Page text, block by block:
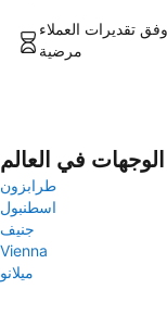
وفق تقديرات العملاء , Europcar السيارات في كوتبوس حالة
مرضية
في العالم
طرابزون
اسطنبول
جنيف
Vienna
ميلانو